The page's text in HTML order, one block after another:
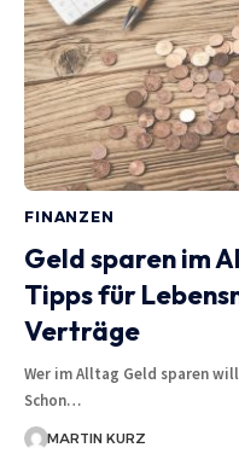
FINANZEN
Geld sparen im
Tipps für
Verträge
Wer im Alltag Geld sparen
Schon…
MARTIN KURZ